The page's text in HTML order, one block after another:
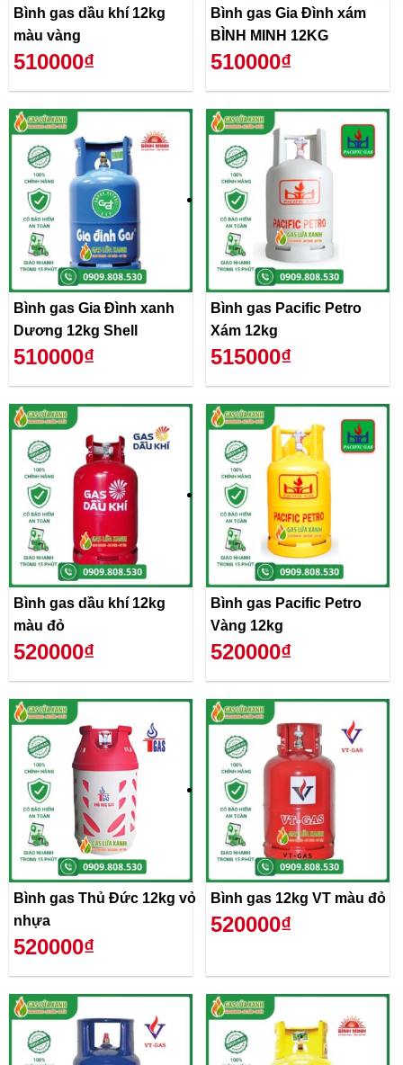
Bình gas dầu khí 12kg
màu vàng
510000₫
Bình gas Gia Đình xám
BÌNH MINH 12KG
510000₫
Bình gas Gia Đình xanh
Dương 12kg Shell
510000₫
Bình gas Pacific Petro
Xám 12kg
515000₫
Bình gas dầu khí 12kg
màu đỏ
520000₫
Bình gas Pacific Petro
Vàng 12kg
520000₫
Bình gas Thủ Đức 12kg vỏ
nhựa
520000₫
Bình gas 12kg VT màu đỏ
520000₫